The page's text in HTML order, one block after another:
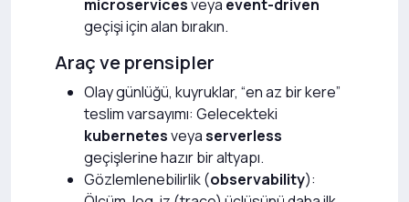
microservicesveya event-driven
geçişi için alan bırakın.
Araç ve prensipler
Olay günlüğü, kuyruklar, “en az bir kere”
teslim varsayımı: Gelecekteki
kubernetesveyaserverless
geçişlerine hazır bir altyapı.
Gözlemlenebilirlik (observability):